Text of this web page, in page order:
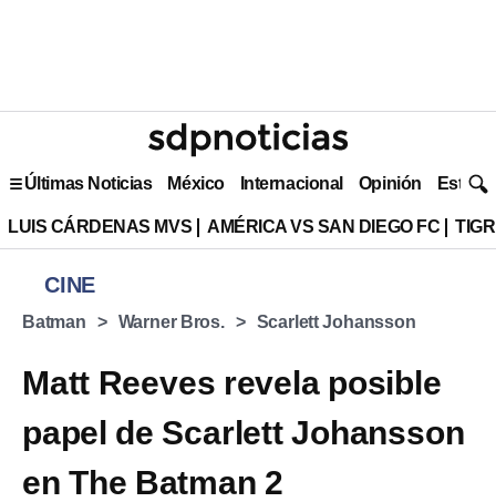
Últimas Noticias México Internacional Opinión Estilo
LUIS CÁRDENAS MVS AMÉRICA VS SAN DIEGO FC
CINE
Batman Warner Bros. Scarlett Johansson
Matt Reeves revela posible
papel de Scarlett Johansson
en The Batman 2